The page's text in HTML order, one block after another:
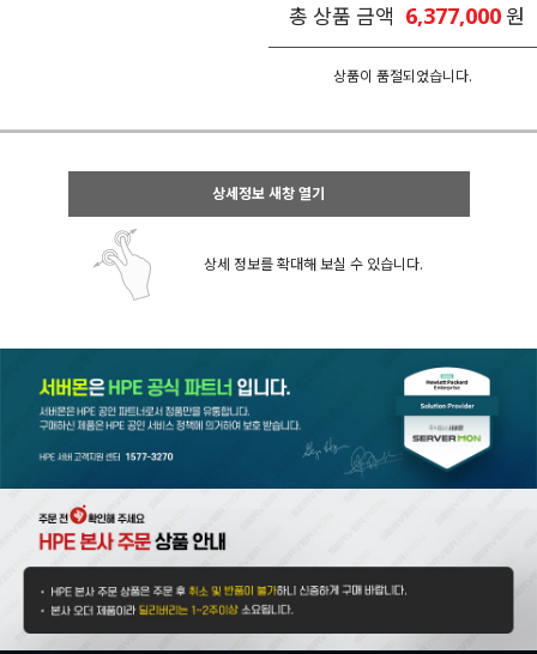
총 상품 금액 6,377,000원
상품이 품절되었습니다.
상세정보 새창 열기
상세 정보를 확대해 보실 수 있습니다.